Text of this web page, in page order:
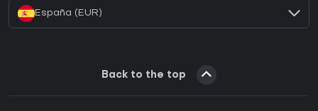
España (EUR)
Back to the top